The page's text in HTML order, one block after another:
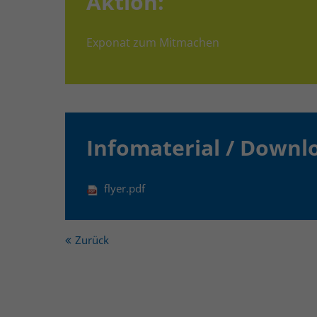
Exponat zum Mitmachen
Infomaterial /
flyer.pdf
Zurück